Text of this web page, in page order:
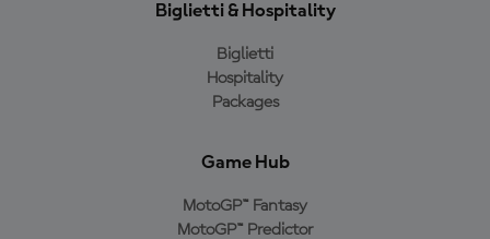
Biglietti & Hospitality
Biglietti
Hospitality
Packages
Game Hub
MotoGP™ Fantasy
MotoGP™ Predictor